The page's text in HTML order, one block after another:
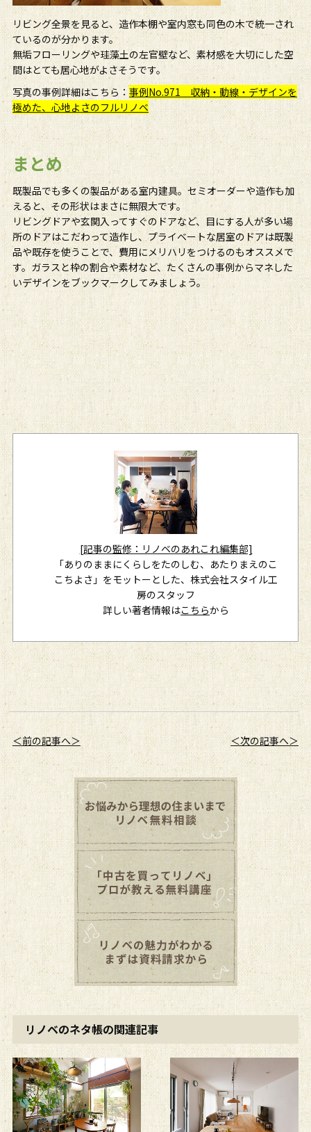
リビング全景を見ると、造作本棚や室内窓も同色の木で統一され
ているのが分かります。
無垢フローリングや珪藻土の左官壁など、素材感を大切にした空
間はとても居心地がよさそうです。
写真の事例詳細はこちら： 事例No.971 収納・動線・デザインを
極めた、心地よさのフルリノベ
まとめ
既製品でも多くの製品がある室内建具。セミオーダーや造作も加
えると、その形状はまさに無限大です。
リビングドアや玄関入ってすぐのドアなど、目にする人が多い場
所のドアはこだわって造作し、プライベートな居室のドアは既製
品や既存を使うことで、費用にメリハリをつけるのもオススメで
す。ガラスと枠の割合や素材など、たくさんの事例からマネした
いデザインをブックマークしてみましょう。
[記事の監修：リノベのあれこれ編集部]
「ありのままにくらしをたのしむ、あたりまえのこ
こちよさ」をモットーとした、株式会社スタイル工
房のスタッフ
詳しい著者情報はこちらから
＜前の記事へ＞ ＜次の記事へ＞
リノベのネタ帳の関連記事